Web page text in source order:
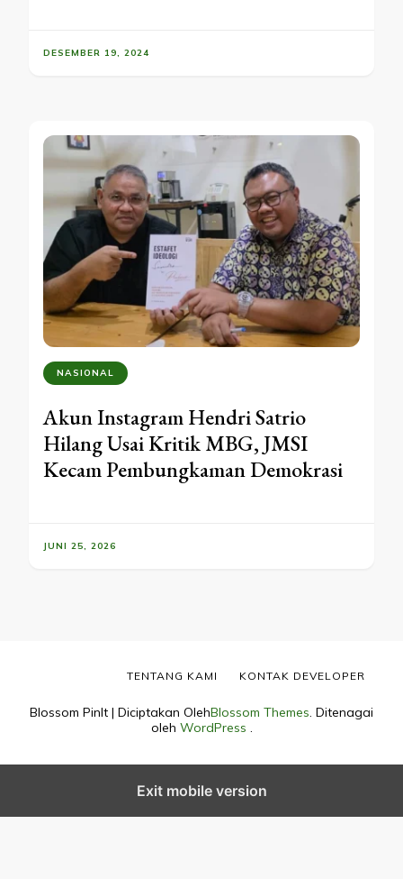
DESEMBER 19, 2024
NASIONAL
Akun Instagram Hendri Satrio
Hilang Usai Kritik MBG, JMSI
Kecam Pembungkaman Demokrasi
JUNI 25, 2026
Blossom PinIt | Diciptakan OlehBlossom Themes. Ditenagai
oleh WordPress .
TENTANG KAMI KONTAK DEVELOPER
Exit mobile version